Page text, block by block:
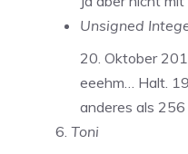
Unsigned
20. Oktober
eeehm… Halt.
anderes als 256
Toni